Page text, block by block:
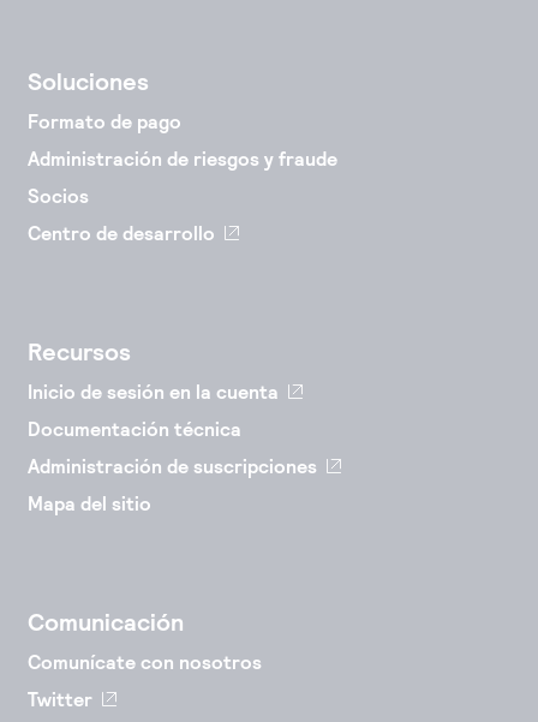
Soluciones
Formato de pago
Administración de riesgos y fraude
Socios
Centro de desarrollo
Recursos
Inicio de sesión en la cuenta
Documentación técnica
Administración de suscripciones
Mapa del sitio
Comunicación
Comunícate con nosotros
Twitter